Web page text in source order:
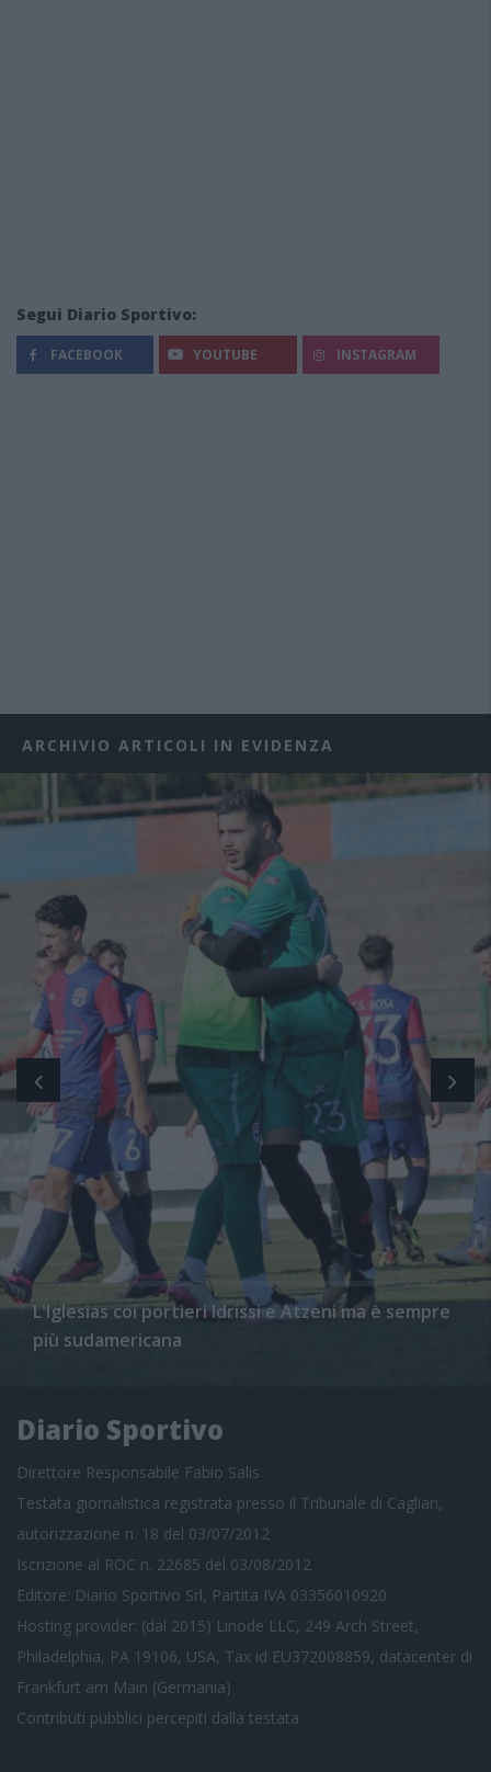
Segui Diario Sportivo:
FACEBOOK YOUTUBE INSTAGRAM
ARCHIVIO ARTICOLI IN EVIDENZA
L'Iglesias coi portieri Idrissi e Atzeni ma è sempre
più sudamericana
Diario Sportivo
Direttore Responsabile Fabio Salis
Testata giornalistica registrata presso il Tribunale di Cagliari,
autorizzazione n. 18 del 03/07/2012
Iscrizione al ROC n. 22685 del 03/08/2012
Editore: Diario Sportivo Srl, Partita IVA 03356010920
Hosting provider: (dal 2015) Linode LLC, 249 Arch Street,
Philadelphia, PA 19106, USA, Tax id EU372008859, datacenter di
Frankfurt am Main (Germania)
Contributi pubblici percepiti dalla testata